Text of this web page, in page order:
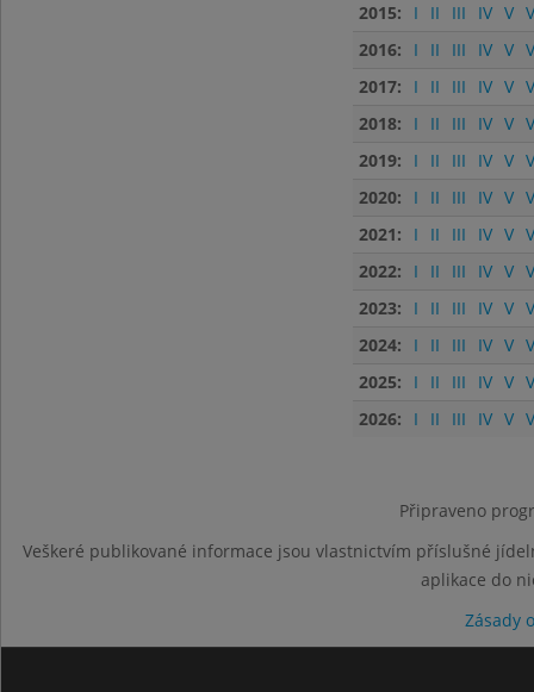
2015:
I II III IV V
2016:
I II III IV V
2017:
I II III IV V
2018:
I II III IV V
2019:
I II III IV V
2020:
I II III IV V
2021:
I II III IV V
2022:
I II III IV V
2023:
I II III IV V
2024:
I II III IV V
2025:
I II III IV V
2026:
I II III IV V
Připraveno
Veškeré publikované informace jsou vlastnictvím příslušné
aplikace do
Zásady